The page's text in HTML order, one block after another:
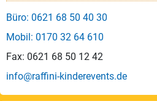
Büro: 0621 68 50 40 30
Mobil: 0170 32 64 610
Fax: 0621 68 50 12 42
info@raffini-kinderevents.de